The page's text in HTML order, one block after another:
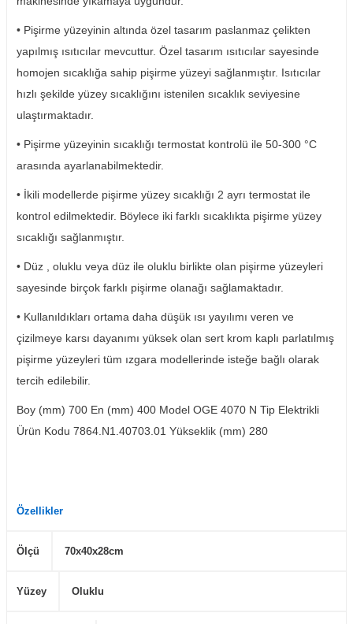
• Pişirme yüzeyinin altında özel tasarım paslanmaz çelikten
yapılmış ısıtıcılar mevcuttur. Özel tasarım ısıtıcılar sayesinde
homojen sıcaklığa sahip pişirme yüzeyi sağlanmıştır. Isıtıcılar
hızlı şekilde yüzey sıcaklığını istenilen sıcaklık seviyesine
ulaştırmaktadır.
• Pişirme yüzeyinin sıcaklığı termostat kontrolü ile 50-300 °C
arasında ayarlanabilmektedir.
• İkili modellerde pişirme yüzey sıcaklığı 2 ayrı termostat ile
kontrol edilmektedir. Böylece iki farklı sıcaklıkta pişirme yüzey
sıcaklığı sağlanmıştır.
• Düz , oluklu veya düz ile oluklu birlikte olan pişirme yüzeyleri
sayesinde birçok farklı pişirme olanağı sağlamaktadır.
• Kullanıldıkları ortama daha düşük ısı yayılımı veren ve
çizilmeye karsı dayanımı yüksek olan sert krom kaplı parlatılmış
pişirme yüzeyleri tüm ızgara modellerinde isteğe bağlı olarak
tercih edilebilir.
Boy (mm) 700 En (mm) 400 Model OGE 4070 N Tip Elektrikli
Ürün Kodu 7864.N1.40703.01 Yükseklik (mm) 280
Özellikler
Ölçü 70x40x28cm
Yüzey Oluklu